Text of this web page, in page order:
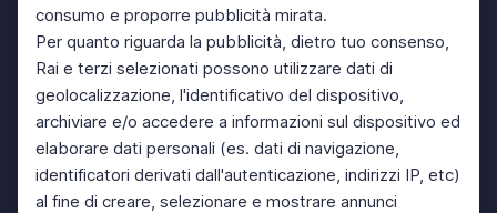
consumo e proporre pubblicità mirata.
Per quanto riguarda la pubblicità, dietro tuo consenso,
Rai e terzi selezionati possono utilizzare dati di
geolocalizzazione, l'identificativo del dispositivo,
archiviare e/o accedere a informazioni sul dispositivo ed
elaborare dati personali (es. dati di navigazione,
identificatori derivati dall'autenticazione, indirizzi IP, etc)
al fine di creare, selezionare e mostrare annunci